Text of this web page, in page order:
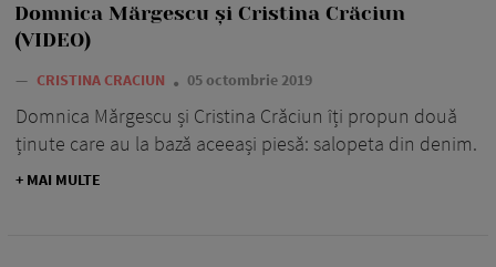
Domnica Mărgescu și Cristina Crăciun
(VIDEO)
— CRISTINA CRACIUN 05 octombrie 2019
Domnica Mărgescu și Cristina Crăciun îți propun două
ținute care au la bază aceeași piesă: salopeta din denim.
+ MAI MULTE